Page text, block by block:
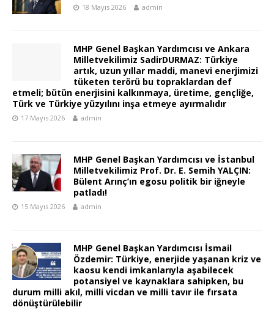
18 Mayıs 2026 admin
MHP Genel Başkan Yardımcısı ve Ankara
Milletvekilimiz SadirDURMAZ: Türkiye
artık, uzun yıllar maddi, manevi enerjimizi
tüketen terörü bu topraklardan def
etmeli; bütün enerjisini kalkınmaya, üretime, gençliğe,
Türk ve Türkiye yüzyılını inşa etmeye ayırmalıdır
17 Mayıs 2026 admin
MHP Genel Başkan Yardımcısı ve İstanbul
Milletvekilimiz Prof. Dr. E. Semih YALÇIN:
Bülent Arınç’ın egosu politik bir iğneyle
patladı!
15 Mayıs 2026 admin
MHP Genel Başkan Yardımcısı İsmail
Özdemir: Türkiye, enerjide yaşanan kriz ve
kaosu kendi imkanlarıyla aşabilecek
potansiyel ve kaynaklara sahipken, bu
durum milli akıl, milli vicdan ve milli tavır ile fırsata
dönüştürülebilir